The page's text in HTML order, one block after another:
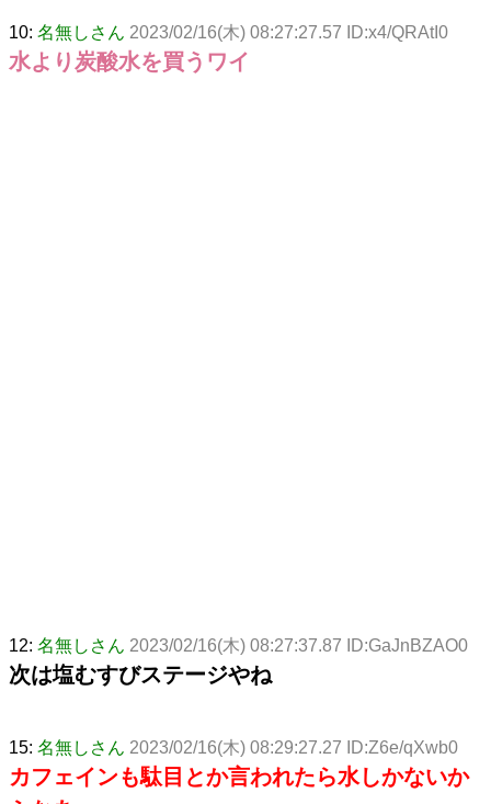
10: 名無しさん 2023/02/16(木) 08:27:27.57 ID:x4/QRAtI0
水より炭酸水を買うワイ
12: 名無しさん 2023/02/16(木) 08:27:37.87 ID:GaJnBZAO0
次は塩むすびステージやね
15: 名無しさん 2023/02/16(木) 08:29:27.27 ID:Z6e/qXwb0
カフェインも駄目とか言われたら水しかないか